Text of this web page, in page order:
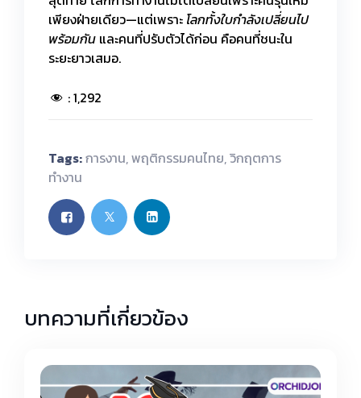
เพียงฝ่ายเดียว—แต่เพราะ โลกทั้งใบกำลังเปลี่ยนไป
พร้อมกัน และคนที่ปรับตัวได้ก่อน คือคนที่ชนะใน
ระยะยาวเสมอ.
:1,292
Tags:การงาน,พฤติกรรมคนไทย,วิกฤตการ
ทำงาน
บทความที่เกี่ยวข้อง